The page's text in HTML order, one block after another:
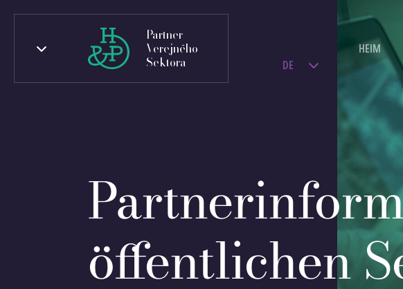
Partner
Verejného
Sektora
DE
HEIM
öffentlichen